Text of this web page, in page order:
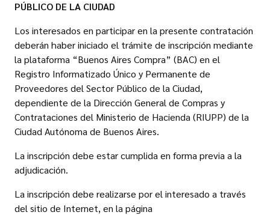
PÚBLICO DE LA CIUDAD
Los interesados en participar en la presente contratación
deberán haber iniciado el trámite de inscripción mediante
la plataforma “Buenos Aires Compra” (BAC) en el
Registro Informatizado Único y Permanente de
Proveedores del Sector Público de la Ciudad,
dependiente de la Dirección General de Compras y
Contrataciones del Ministerio de Hacienda (RIUPP) de la
Ciudad Autónoma de Buenos Aires.
La inscripción debe estar cumplida en forma previa a la
adjudicación.
La inscripción debe realizarse por el interesado a través
del sitio de Internet, en la página